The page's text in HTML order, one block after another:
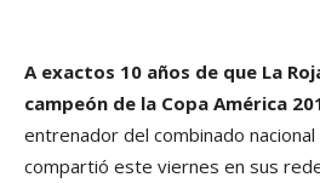
A exactos 10 años de que La
campeón de la Copa América
entrenador del combinado
compartió este viernes en sus